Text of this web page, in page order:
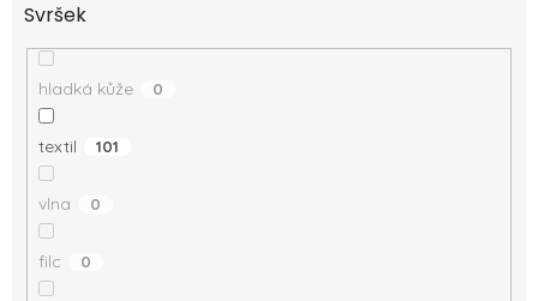
Svršek
hladká kůže 0
textil 101
vlna 0
filc 0